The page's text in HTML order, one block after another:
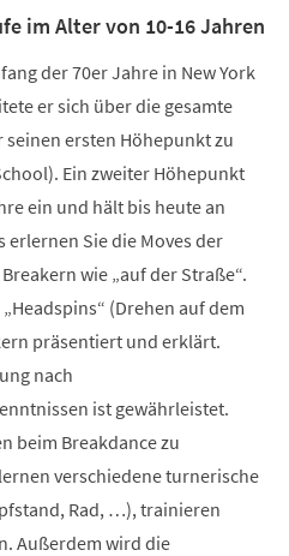
im Alter von 10-16 Jahren
der 70er Jahre in New York
er sich über die gesamte
ersten Höhepunkt zu
Ein zweiter Höhepunkt
ein und hält bis heute an
erlernen Sie die Moves der
wie „auf der Straße“.
(Drehen auf dem
präsentiert und erklärt.
nach
ist gewährleistet.
beim Breakdance zu
verschiedene turnerische
Rad, …), trainieren
Außerdem wird die